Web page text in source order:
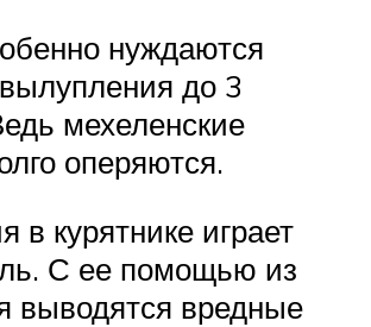
нуждаются
до 3
мехеленские
оперяются.
в курятнике играет
С ее помощью из
выводятся вредные